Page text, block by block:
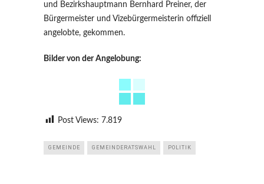
und Bezirkshauptmann Bernhard Preiner, der
Bürgermeister und Vizebürgermeisterin offiziell
angelobte, gekommen.
Bilder von der Angelobung:
Post Views: 7.819
GEMEINDE GEMEINDERATSWAHL POLITIK